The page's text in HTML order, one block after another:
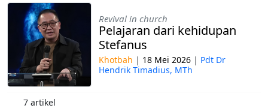
Revival in church
Pelajaran dari kehidupan
Stefanus
Khotbah | 18 Mei 2026 | Pdt Dr
Hendrik Timadius, MTh
7 artikel